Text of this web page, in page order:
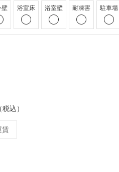
壁 浴室床 浴室壁 耐凍害
駐車場
込）
賃